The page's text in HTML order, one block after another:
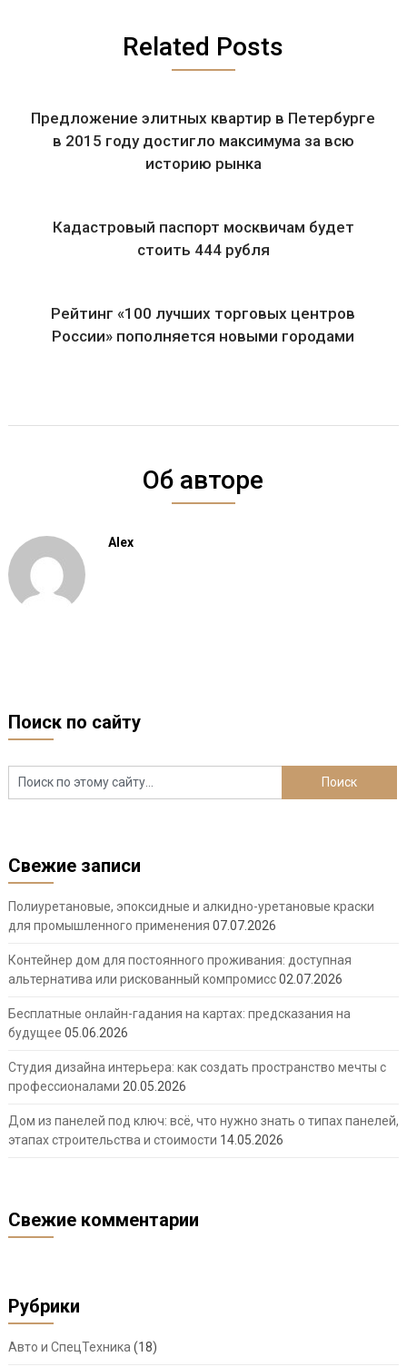
Related Posts
Предложение элитных квартир в Петербурге
в 2015 году достигло максимума за всю
историю рынка
Кадастровый паспорт москвичам будет
стоить 444 рубля
Рейтинг «100 лучших торговых центров
России» пополняется новыми городами
Об авторе
Alex
Поиск по сайту
Свежие записи
Полиуретановые, эпоксидные и алкидно-уретановые краски
для промышленного применения 07.07.2026
Контейнер дом для постоянного проживания: доступная
альтернатива или рискованный компромисс02.07.2026
Бесплатные онлайн-гадания на картах: предсказания на
будущее 05.06.2026
Студия дизайна интерьера: как создать пространство мечты с
профессионалами 20.05.2026
Дом из панелей под ключ: всё, что нужно знать о типах панелей,
этапах строительства и стоимости 14.05.2026
Свежие комментарии
Рубрики
Авто и СпецТехника (18)